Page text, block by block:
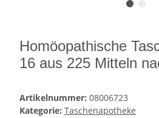
Homöopathische
16 aus 225 Mitteln
Artikelnummer: 08006723
Kategorie: Taschenapotheke